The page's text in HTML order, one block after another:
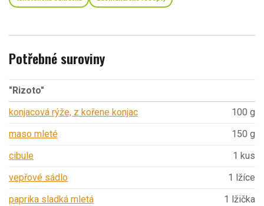
Potřebné suroviny
"Rizoto"
konjacová rýže, z kořene konjac
100 g
maso mleté
150 g
cibule
1 kus
vepřové sádlo
1 lžíce
paprika sladká mletá
1 lžička